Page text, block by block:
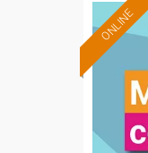
ONLINE